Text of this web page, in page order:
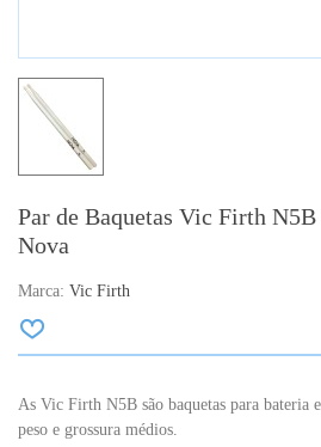
Par de Baquetas Vic Firth
Nova
Marca: Vic Firth
As Vic Firth N5B são baquetas para bateria
peso e grossura médios.